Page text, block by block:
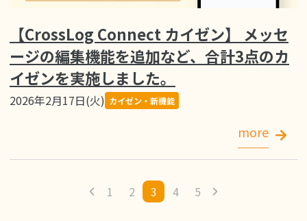
【CrossLog Connect カイゼン】 メッセ
ージの編集機能を追加など、合計3点のカ
イゼンを実施しました。
2026年2月17日(火) カイゼン・新機能
more
1 2 3 4 5